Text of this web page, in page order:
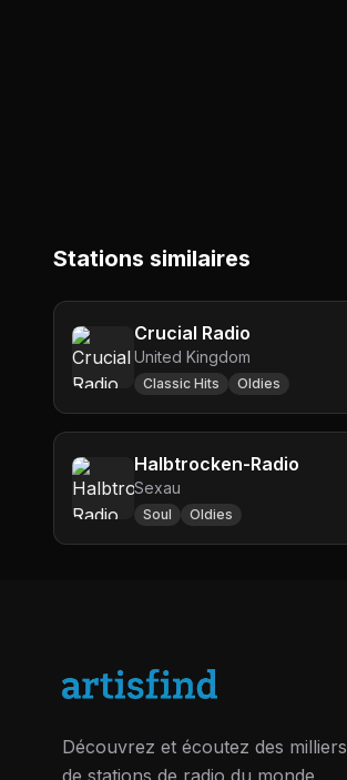
Stations similaires
Crucial Radio
United Kingdom
Classic Hits Oldies
Halbtrocken-Radio
Sexau
Soul Oldies
Découvrez et écoutez des milliers